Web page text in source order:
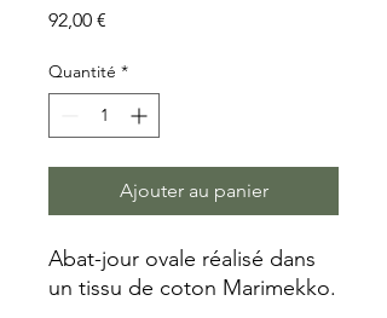
92,00 €
Quantité *
Ajouter au panier
Abat-jour ovale réalisé dans
un tissu de coton Marimekko.